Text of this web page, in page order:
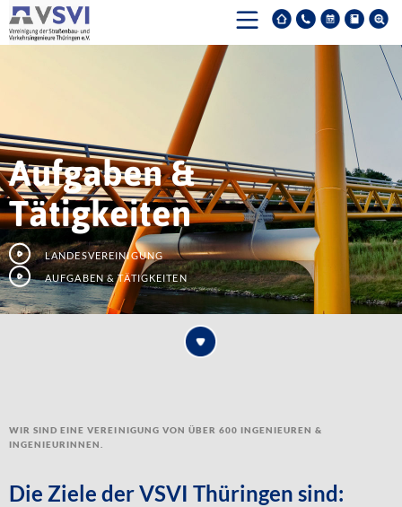
Aufgaben &
Tätigkeiten
Landesvereinigung
Aufgaben & Tätigkeiten
Wir sind eine Vereinigung von über 600 Ingenieuren &
Ingenieurinnen.
Die Ziele der VSVI Thüringen sind: